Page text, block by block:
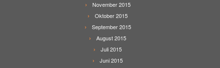
November 2015
Oktober 2015
September 2015
August 2015
Juli 2015
Juni 2015